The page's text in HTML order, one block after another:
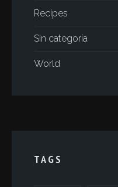
Recipes
Sin categoría
World
TAGS